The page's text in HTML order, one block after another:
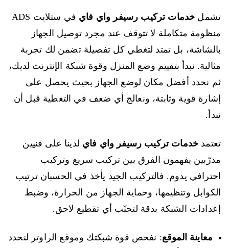
تشمل خدمات تركيب رسيفر واي فاي
في ستلايت ADS
منظومة متكاملة لا تتوقف عند مجرد توصيل الجهاز
بالشاشة، بل تمتد لتغطي كل تفصيلة تضمن لك تجربة
مثالية. نبدأ بتقييم وضع المنزل وقوة شبكة الإنترنت لديك،
ثم نحدد أفضل مكان لوضع الجهاز بحيث يحصل على
إشارة قوية وثابتة، ونعالج أي ضعف في التغطية قبل أن
نبدأ.
تعتمد خدمات تركيب رسيفر واي فاي لدينا على فنيين
مدرّبين يفهمون الفرق بين تركيب سريع وتركيب
احترافي يدوم. فالتركيب الجيد يأخذ في الحسبان ترتيب
الكوابل وتنظيمها، وحماية الجهاز من الحرارة، وضبط
إعدادات الشبكة بدقة لتجنّب أي تقطيع لاحق.
معاينة الموقع: نفحص قوة شبكتك وموقع الراوتر لنحدد